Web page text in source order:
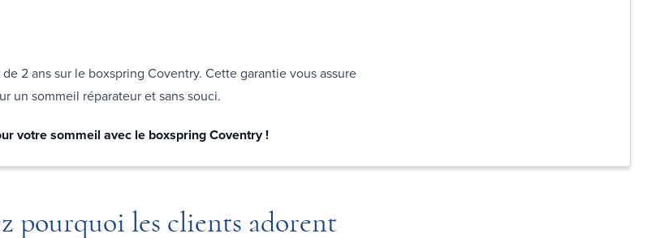
2 ans sur le boxspring Coventry. Cette garantie vous assure
un sommeil réparateur et sans souci.
votre sommeil avec le boxspring Coventry !
pourquoi les clients adorent